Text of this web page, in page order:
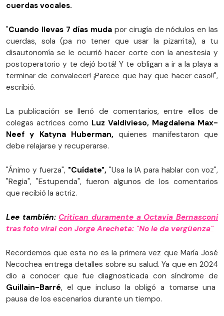
cuerdas vocales.
"Cuando llevas 7 días muda por cirugía de nódulos en las
cuerdas, sola (pa no tener que usar la pizarrita), a tu
disautonomía se le ocurrió hacer corte con la anestesia y
postoperatorio y te dejó botá! Y te obligan a ir a la playa a
terminar de convalecer! ¡Parece que hay que hacer caso!!",
escribió.
La publicación se llenó de comentarios, entre ellos de
colegas actrices como Luz Valdivieso, Magdalena Max-
Neef y Katyna Huberman, quienes manifestaron que
debe relajarse y recuperarse.
"Ánimo y fuerza", "Cuídate", "Usa la IA para hablar con voz",
"Regia", "Estupenda", fueron algunos de los comentarios
que recibió la actriz.
Lee también: Critican duramente a Octavia Bernasconi
tras foto viral con Jorge Arecheta: "No le da vergüenza"
Recordemos que esta no es la primera vez que María José
Necochea entrega detalles sobre su salud. Ya que en 2024
dio a conocer que fue diagnosticada con síndrome de
Guillain-Barré, el que incluso la obligó a tomarse una
pausa de los escenarios durante un tiempo.